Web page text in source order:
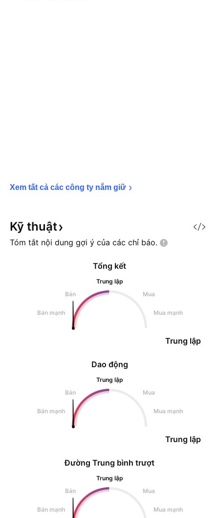
Xem tất cả các công ty nắm giữ
Kỹ thuật
Tóm tắt nội dung gợi ý của các chỉ báo.
Dao động
Trung lập
Bán
Mua
Bán mạnh Mua mạnh
Trung lập
Tổng kết
Trung lập
Bán
Mua
Bán mạnh Mua mạnh
Trung lập
Đường Trung bình trượt
Trung lập
Bán
Mua
Bán mạnh Mua mạnh